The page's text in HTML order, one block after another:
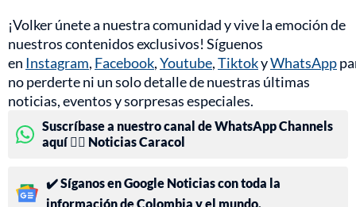
¡Volker únete a nuestra comunidad y vive la emoción de
nuestros contenidos exclusivos! Síguenos
en Instagram, Facebook,Youtube,TiktokyWhatsApp
no perderte ni un solo detalle de nuestras últimas
noticias, eventos y sorpresas especiales.
Suscríbase a nuestro canal de WhatsApp Channels
aquí 👉🏻 Noticias Caracol
✔️ Síganos en Google Noticias con toda la
información de Colombia y el mundo.